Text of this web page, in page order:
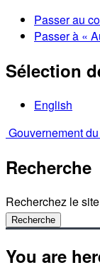
Passer au
Passer à «
Sélection
English
Gouvernement
Recherche
Recherchez le
Recherche
You are